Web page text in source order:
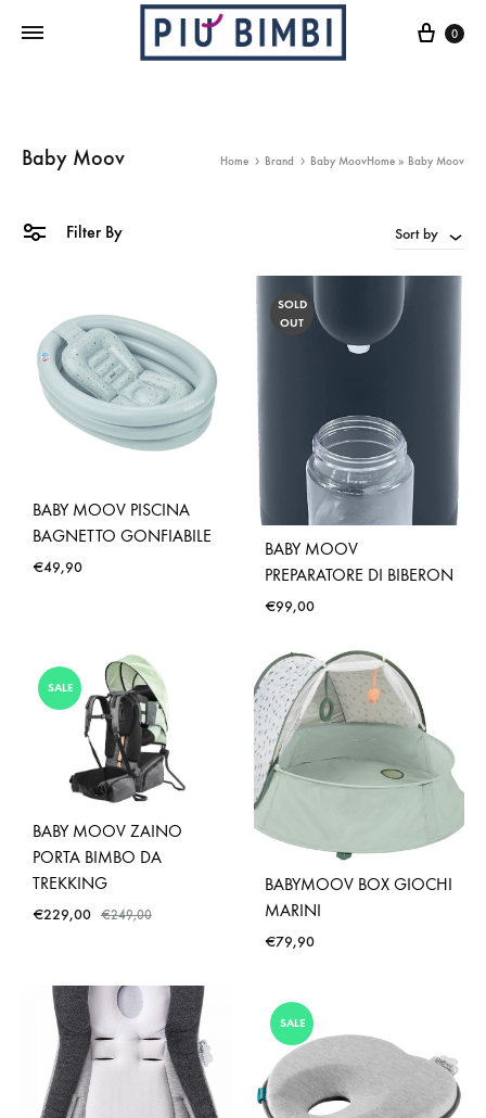
Cart
0
Baby Moov Home » Baby Moov
Home Brand Baby Moov
Filter By Sort by
BABY MOOV PISCINA
BAGNETTO GONFIABILE
€49,90
SOLD
OUT
BABY MOOV
PREPARATORE DI BIBERON
€99,00
SALE
BABY MOOV ZAINO
PORTA BIMBO DA
TREKKING
€229,00 €249,00
BABYMOOV BOX GIOCHI
MARINI
€79,90
SALE